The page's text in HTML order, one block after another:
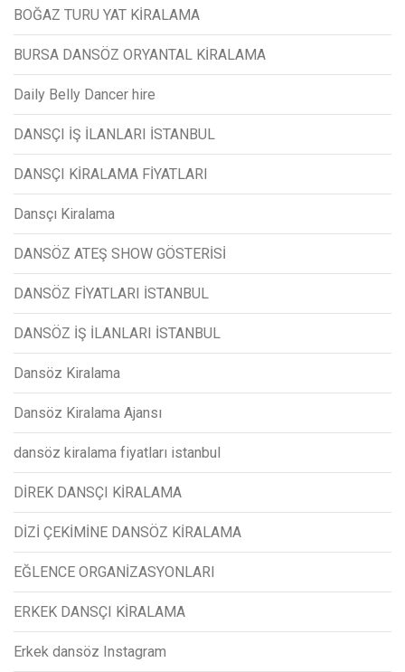
BOĞAZ TURU YAT KİRALAMA
BURSA DANSÖZ ORYANTAL KİRALAMA
Daily Belly Dancer hire
DANSÇI İŞ İLANLARI İSTANBUL
DANSÇI KİRALAMA FİYATLARI
Dansçı Kiralama
DANSÖZ ATEŞ SHOW GÖSTERİSİ
DANSÖZ FİYATLARI İSTANBUL
DANSÖZ İŞ İLANLARI İSTANBUL
Dansöz Kiralama
Dansöz Kiralama Ajansı
dansöz kiralama fiyatları istanbul
DİREK DANSÇI KİRALAMA
DİZİ ÇEKİMİNE DANSÖZ KİRALAMA
EĞLENCE ORGANİZASYONLARI
ERKEK DANSÇI KİRALAMA
Erkek dansöz Instagram